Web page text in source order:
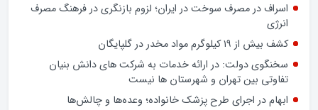
اسراف در مصرف سوخت در ایران؛ لزوم بازنگری در فرهنگ مصرف
انرژی
کشف بیش از ۱۹ کیلوگرم مواد مخدر در گلپایگان
سخنگوی دولت: در ارائه خدمات به شرکت های دانش بنیان
تفاوتی بین تهران و شهرستان ها نیست
ابهام در اجرای طرح پزشک خانواده؛ وعده‌ها و چالش‌ها